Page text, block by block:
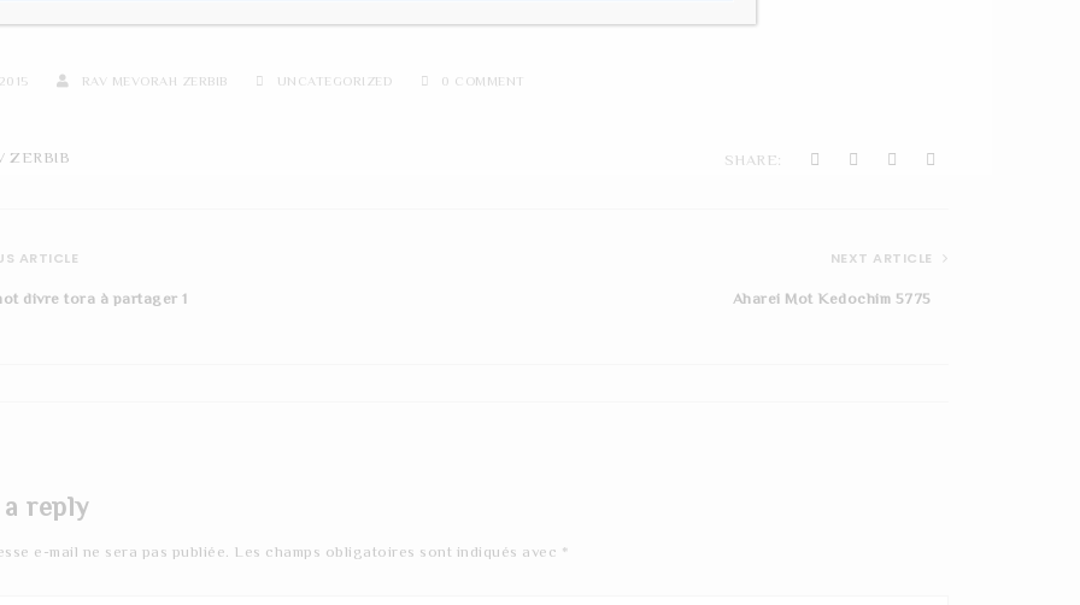
RAV MEVORAH ZERBIB UNCATEGORIZED 0 COMMENT
ZERBIB SHARE:
ARTICLE
divre tora à partager 1
NEXT ARTICLE
Aharei Mot Kedochim 5775
a reply
e-mail ne sera pas publiée. Les champs obligatoires sont indiqués avec *